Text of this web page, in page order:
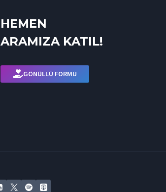
HEMEN
ARAMIZA KATIL!
GÖNÜLLÜ FORMU